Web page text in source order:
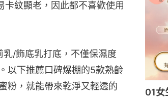
紋顯老，因此都不喜歡使用
/飾底乳打底，不僅保濕度
以下推薦口碑爆棚的5款熟齡
粉，就能帶來乾淨又輕透的
01女